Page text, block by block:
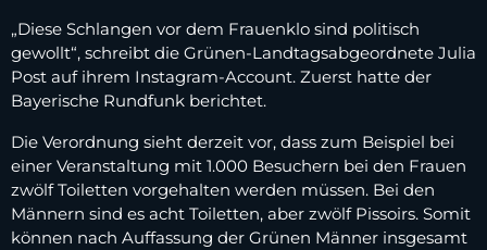
„Diese Schlangen vor dem Frauenklo sind politisch
gewollt“, schreibt die Grünen-Landtagsabgeordnete Julia
Post auf ihrem Instagram-Account. Zuerst hatte der
Bayerische Rundfunk berichtet.
Die Verordnung sieht derzeit vor, dass zum Beispiel bei
einer Veranstaltung mit 1.000 Besuchern bei den Frauen
zwölf Toiletten vorgehalten werden müssen. Bei den
Männern sind es acht Toiletten, aber zwölf Pissoirs. Somit
können nach Auffassung der Grünen Männer insgesamt